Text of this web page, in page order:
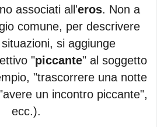
associati all'eros. Non a
comune, per descrivere
si aggiunge
"piccante" al soggetto
"trascorrere una notte
un incontro piccante",
ecc.).